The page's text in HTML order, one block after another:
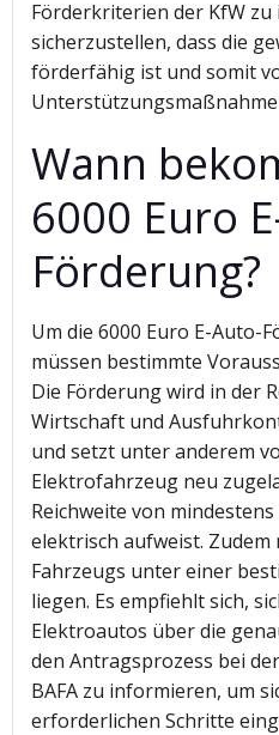
Förderkriterien der KfW
sicherzustellen, dass die
förderfähig ist und somit
Wann
6000 Euro
Förderung?
Um die 6000 Euro E-Auto-
müssen bestimmte
Die Förderung wird in der
Wirtschaft und
und setzt unter anderem
Elektrofahrzeug neu
Reichweite von
elektrisch aufweist. Zudem
Fahrzeugs unter einer
liegen. Es empfiehlt sich,
Elektroautos über die
den Antragsprozess bei
BAFA zu informieren, um
erforderlichen Schritte